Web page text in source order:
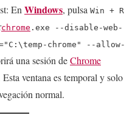
En Windows, pulsa Win + R
chrome .exe --disable-web-
chrome" --allow-
una sesión deChrome
ventana es temporal y solo
normal.